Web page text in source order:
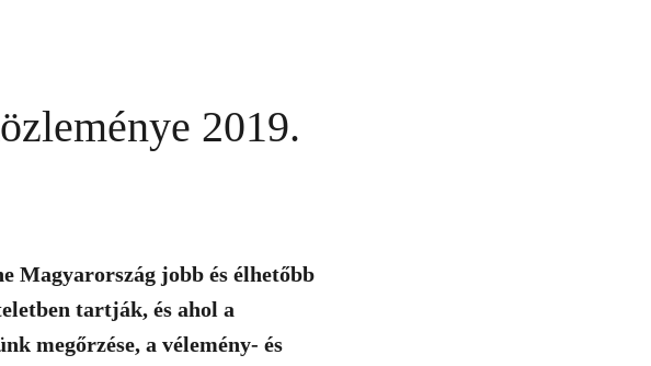
2019.
Magyarország jobb és élhetőbb
tartják, és ahol a
megőrzése, a vélemény- és